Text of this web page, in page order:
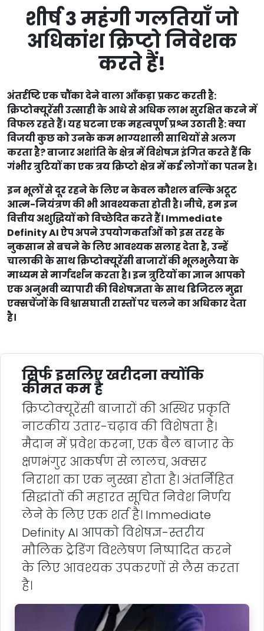
शीर्ष 3 महंगी गलतियाँ जो
अधिकांश क्रिप्टो निवेशक
करते हैं!
अंतर्दृष्टि एक चौंका देने वाला आँकड़ा प्रकट करती है:
क्रिप्टोक्यूरेंसी उत्साही के आधे से अधिक लाभ सुरक्षित करने में
विफल रहते हैं। यह घटना एक महत्वपूर्ण प्रश्न उठाती है: क्या
विजयी कुछ को उनके कम भाग्यशाली साथियों से अलग
करता है? बाजार अशांति के क्षेत्र में विशेषज्ञ इंगित करते हैं कि
गंभीर त्रुटियों का एक त्रय क्रिप्टो क्षेत्र में कई लोगों का पतन है।
इन भूलों से दूर रहने के लिए न केवल कौशल बल्कि अटूट
आत्म-नियंत्रण की भी आवश्यकता होती है। नीचे, हम इन
वित्तीय अशुद्धियों को विच्छेदित करते हैं। Immediate
Definity AI ऐप अपने उपयोगकर्ताओं को इस तरह के
नुकसान से बचने के लिए आवश्यक सलाह देता है, उन्हें
चालाकी के साथ क्रिप्टोक्यूरेंसी बाजारों की भूलभुलैया के
माध्यम से मार्गदर्शन करता है। इन त्रुटियों का ज्ञान आपको
एक अनुभवी व्यापारी की विशेषज्ञता के साथ डिजिटल मुद्रा
एक्सचेंजों के विश्वासघाती रास्तों पर चलने का अधिकार देता
है।
सिर्फ इसलिए खरीदना क्योंकि
कीमत कम है
क्रिप्टोक्यूरेंसी बाजारों की अस्थिर प्रकृति
नाटकीय उतार-चढ़ाव की विशेषता है।
मैदान में प्रवेश करना, एक बैल बाजार के
क्षणभंगुर आकर्षण से लालच, अक्सर
निराशा का एक नुस्खा होता है। अंतर्निहित
सिद्धांतों की महारत सूचित निवेश निर्णय
लेने के लिए एक शर्त है। Immediate
Definity AI आपको विशेषज्ञ-स्तरीय
मौलिक ट्रेडिंग विश्लेषण निष्पादित करने
के लिए आवश्यक उपकरणों से लैस करता
है।